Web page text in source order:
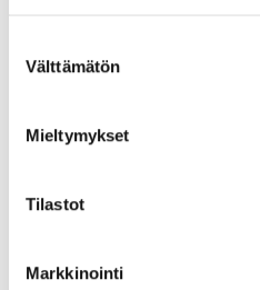
valinta
Välttämätön
Mieltymykset
Tilastot
Markkinointi
Tervetuloa!